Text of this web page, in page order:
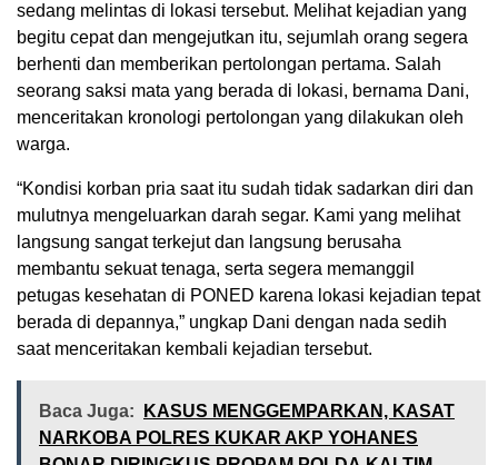
sedang melintas di lokasi tersebut. Melihat kejadian yang
begitu cepat dan mengejutkan itu, sejumlah orang segera
berhenti dan memberikan pertolongan pertama. Salah
seorang saksi mata yang berada di lokasi, bernama Dani,
menceritakan kronologi pertolongan yang dilakukan oleh
warga.
“Kondisi korban pria saat itu sudah tidak sadarkan diri dan
mulutnya mengeluarkan darah segar. Kami yang melihat
langsung sangat terkejut dan langsung berusaha
membantu sekuat tenaga, serta segera memanggil
petugas kesehatan di PONED karena lokasi kejadian tepat
berada di depannya,” ungkap Dani dengan nada sedih
saat menceritakan kembali kejadian tersebut.
Baca Juga:
KASUS MENGGEMPARKAN, KASAT
NARKOBA POLRES KUKAR AKP YOHANES